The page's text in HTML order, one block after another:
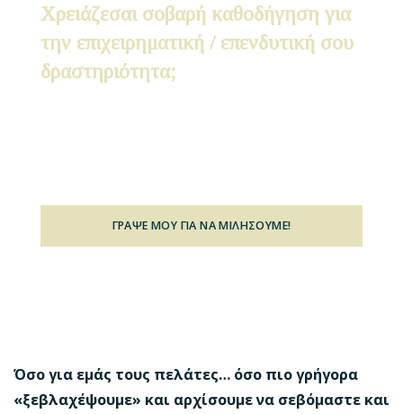
Χρειάζεσαι σοβαρή καθοδήγηση για
την επιχειρηματική / επενδυτική σου
δραστηριότητα;
ΓΡΑΨΕ ΜΟΥ ΓΙΑ ΝΑ ΜΙΛΗΣΟΥΜΕ!
Όσο για εμάς τους πελάτες… όσο πιο γρήγορα
«ξεβλαχέψουμε» και αρχίσουμε να σεβόμαστε και